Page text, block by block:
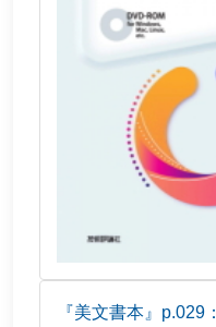
『美文書本』